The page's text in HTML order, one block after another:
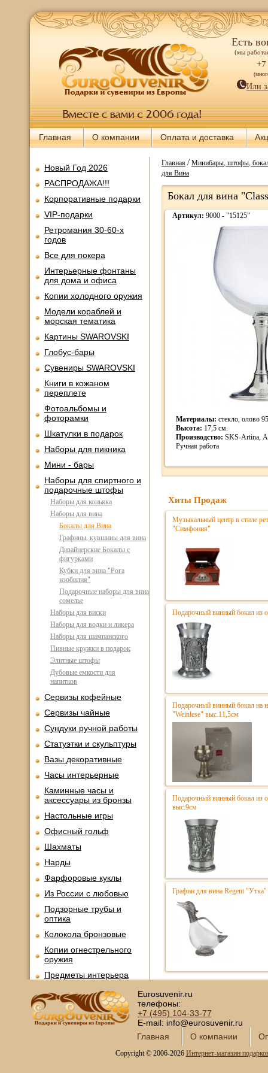
Есть
(мы
+7
Или
Главная О компании Оплата и доставка
Новый Год 2026
РАСПРОДАЖА!!!
Корпоративные подарки
VIP-подарки
Ретромания 30-60-х
годов
Все для покера
Интерьерные фонтаны
для дома и офиса
Копии холодного оружия
Модели кораблей и
морская тематика
Картины SWAROVSKI
Глобус-бары
Сувениры SWAROVSKI
Книги в кожаном
переплете
Фотоальбомы и
фоторамки
Шкатулки в подарок
Наборы для пикника
Мини - бары
Наборы для спиртного и
подарочные штофы
Наборы для коньяка
Наборы для вина
Бокалы для Вина
Графины, кувшины для вина
Дизайнерские Бокалы с
фигурками
Кубки для вина "Рога
изобилия"
Подарочные наборы для вина
сомелье
Наборы для виски
Наборы для водки и ликера
Наборы для шампанского
Пивные кружки в подарок
Элитные штофы
Дубовые емкости для
напитков
Сервизы кофейные
Сервизы чайные
Сундуки ручной работы
Статуэтки и скульптуры
Вазы декоративные
Часы интерьерные
Каминные часы и
аксессуары из бронзы
Настольные игры
Офисный гольф
Шахматы
Нарды
Фарфоровые куклы
Из России с любовью
Подзорные трубы и
оптика
Колокола бронзовые
Копии огнестрельного
оружия
Предметы интерьера
Православные подарки
Открытки и конверты для
денег
Главная/Минибары, штофы,
для Вина
Бокал для вина
Артикул: 9000 - "15125"
Материалы: стекло, олово
Высота: 17,5 см.
Производство: SKS-Artina,
Ручная работа
Хиты Продаж
Музыкальный центр в стиле
"Симфония"
Подарочный винный бокал из
Подарочный винный бокал на
"Weinlese" выс.11,5см
Подарочный винный бокал из
выс.9см
Графин для вина Regent
Eurosuvenir.ru
телефоны:
+7 (495) 104-33-77
E-mail: info@eurosuvenir.ru
Главная
О компании
Copyright © 2006-2026 Интернет-магазин